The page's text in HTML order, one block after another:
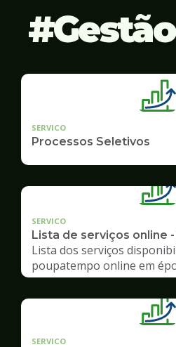
Gestão
SERVICO
Processos Seletivos
SERVICO
Lista de serviços online
Lista dos serviços
poupatempo online em
SERVICO